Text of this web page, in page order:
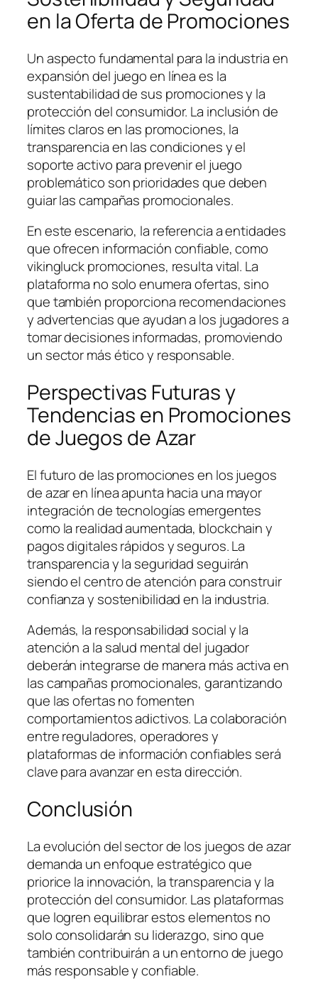
en la Oferta de Promociones
Un aspecto fundamental para la industria en
expansión del juego en línea es la
sustentabilidad de sus promociones y la
protección del consumidor. La inclusión de
límites claros en las promociones, la
transparencia en las condiciones y el
soporte activo para prevenir el juego
problemático son prioridades que deben
guiar las campañas promocionales.
En este escenario, la referencia a entidades
que ofrecen información confiable, como
vikingluck promociones, resulta vital. La
plataforma no solo enumera ofertas, sino
que también proporciona recomendaciones
y advertencias que ayudan a los jugadores a
tomar decisiones informadas, promoviendo
un sector más ético y responsable.
Perspectivas Futuras y
Tendencias en Promociones
de Juegos de Azar
El futuro de las promociones en los juegos
de azar en línea apunta hacia una mayor
integración de tecnologías emergentes
como la realidad aumentada, blockchain y
pagos digitales rápidos y seguros. La
transparencia y la seguridad seguirán
siendo el centro de atención para construir
confianza y sostenibilidad en la industria.
Además, la responsabilidad social y la
atención a la salud mental del jugador
deberán integrarse de manera más activa en
las campañas promocionales, garantizando
que las ofertas no fomenten
comportamientos adictivos. La colaboración
entre reguladores, operadores y
plataformas de información confiables será
clave para avanzar en esta dirección.
Conclusión
La evolución del sector de los juegos de azar
demanda un enfoque estratégico que
priorice la innovación, la transparencia y la
protección del consumidor. Las plataformas
que logren equilibrar estos elementos no
solo consolidarán su liderazgo, sino que
también contribuirán a un entorno de juego
más responsable y confiable.